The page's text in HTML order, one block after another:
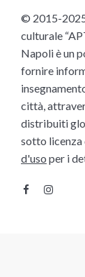
© 2015-
culturale
Napoli è un
fornire
città,
distribuiti
sotto licenza
d'uso per i